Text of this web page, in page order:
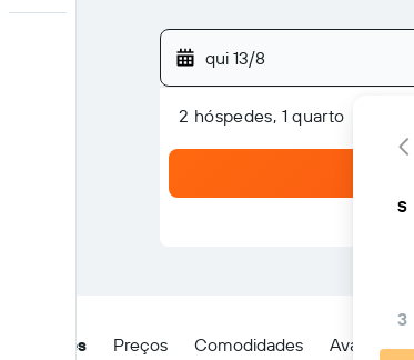
qui 13/8
2 hóspedes, 1 quarto
Detalhes Preços Comodidades Avaliações
S
3